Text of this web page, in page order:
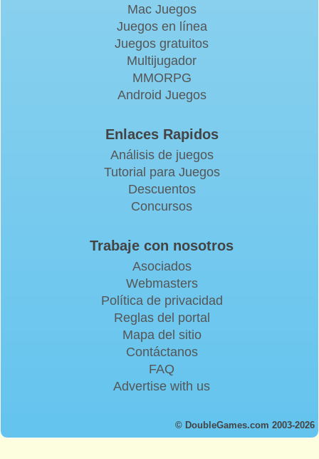
Mac Juegos
Juegos en línea
Juegos gratuitos
Multijugador
MMORPG
Android Juegos
Enlaces Rapidos
Análisis de juegos
Tutorial para Juegos
Descuentos
Concursos
Trabaje con nosotros
Asociados
Webmasters
Política de privacidad
Reglas del portal
Mapa del sitio
Contáctanos
FAQ
Advertise with us
© DoubleGames.com 2003-2026